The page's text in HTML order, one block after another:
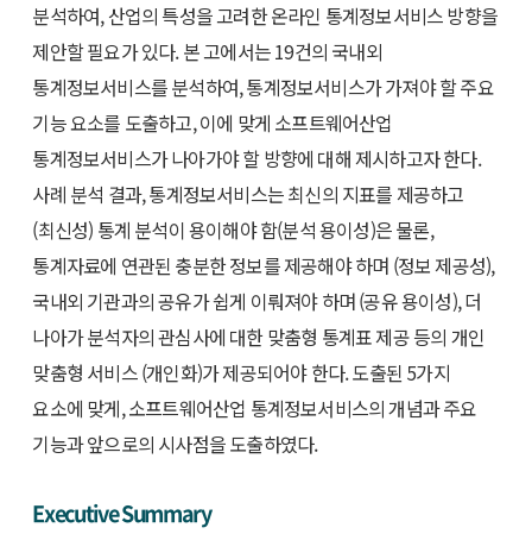
분석하여, 산업의 특성을 고려한 온라인 통계정보서비스 방향을
제안할 필요가 있다. 본 고에서는 19건의 국내외
통계정보서비스를 분석하여, 통계정보서비스가 가져야 할 주요
기능 요소를 도출하고, 이에 맞게 소프트웨어산업
통계정보서비스가 나아가야 할 방향에 대해 제시하고자 한다.
사례 분석 결과, 통계정보서비스는 최신의 지표를 제공하고
(최신성) 통계 분석이 용이해야 함(분석 용이성)은 물론,
통계자료에 연관된 충분한 정보를 제공해야 하며 (정보 제공성),
국내외 기관과의 공유가 쉽게 이뤄져야 하며 (공유 용이성), 더
나아가 분석자의 관심사에 대한 맞춤형 통계표 제공 등의 개인
맞춤형 서비스 (개인화)가 제공되어야 한다. 도출된 5가지
요소에 맞게, 소프트웨어산업 통계정보서비스의 개념과 주요
기능과 앞으로의 시사점을 도출하였다.
Executive Summary